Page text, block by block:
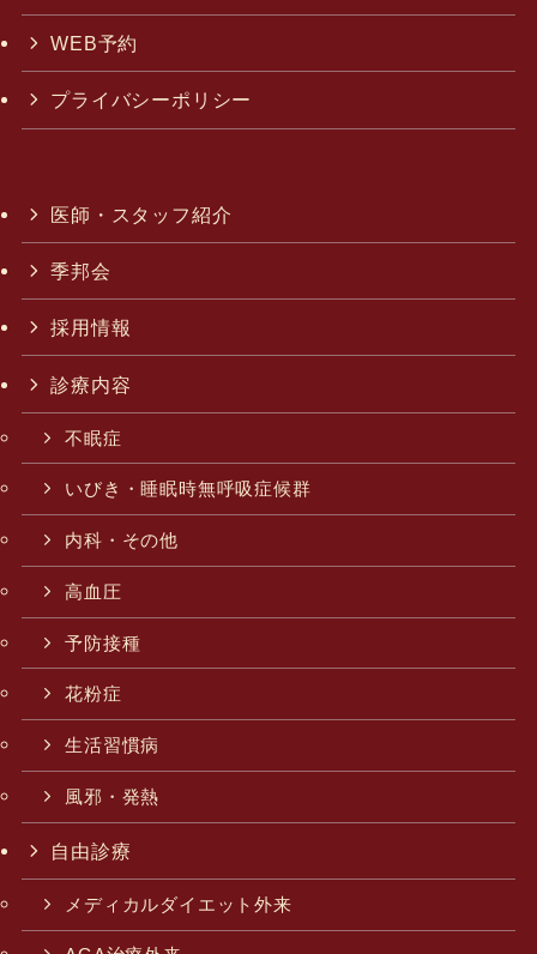
WEB予約
プライバシーポリシー
医師・スタッフ紹介
季邦会
採用情報
診療内容
不眠症
いびき・睡眠時無呼吸症候群
内科・その他
高血圧
予防接種
花粉症
生活習慣病
風邪・発熱
自由診療
メディカルダイエット外来